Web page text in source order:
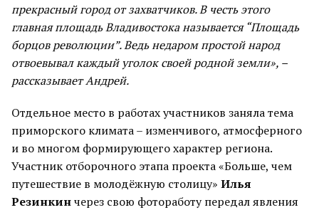
прекрасный город от захватчиков. В честь этого
главная площадь Владивостока называется “Площадь
борцов революции”. Ведь недаром простой народ
отвоевывал каждый уголок своей родной земли», –
рассказывает Андрей.
Отдельное место в работах участников заняла тема
приморского климата – изменчивого, атмосферного
и во многом формирующего характер региона.
Участник отборочного этапа проекта «Больше, чем
путешествие в молодёжную столицу» Илья
Резинкинчерез свою фотоработу передал явления